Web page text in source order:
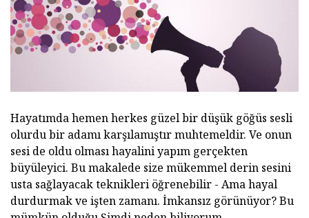
Hayatımda hemen herkes güzel bir düşük göğüs sesli
olurdu bir adamı karşılamıştır muhtemeldir. Ve onun
sesi de oldu olması hayalini yapım gerçekten
büyüleyici. Bu makalede size mükemmel derin sesini
usta sağlayacak teknikleri öğrenebilir - Ama hayal
durdurmak ve işten zamanı. İmkansız görünüyor? Bu